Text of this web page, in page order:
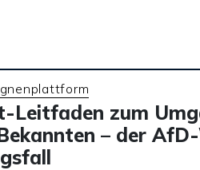
Leitfaden zum
– der